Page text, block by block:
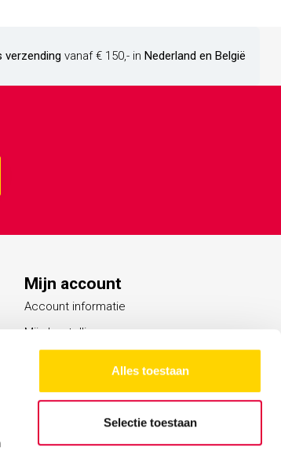
Alles toestaan
Selectie toestaan
verzending vanaf € 150,- in Nederland en België
Mijn account
Account informatie
Mijn bestellingen